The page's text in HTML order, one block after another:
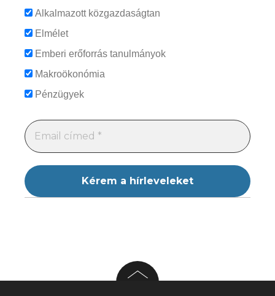
Alkalmazott közgazdaságtan
Elmélet
Emberi erőforrás tanulmányok
Makroökonómia
Pénzügyek